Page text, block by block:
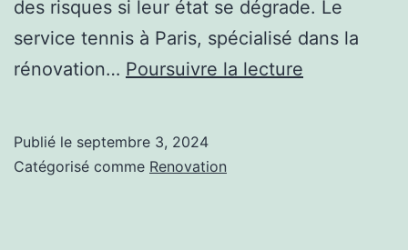
des risques si leur état se dégrade. Le
service tennis à Paris, spécialisé dans la
rénovation… Poursuivre la lecture
Publié le septembre 3, 2024
Catégorisé comme Renovation